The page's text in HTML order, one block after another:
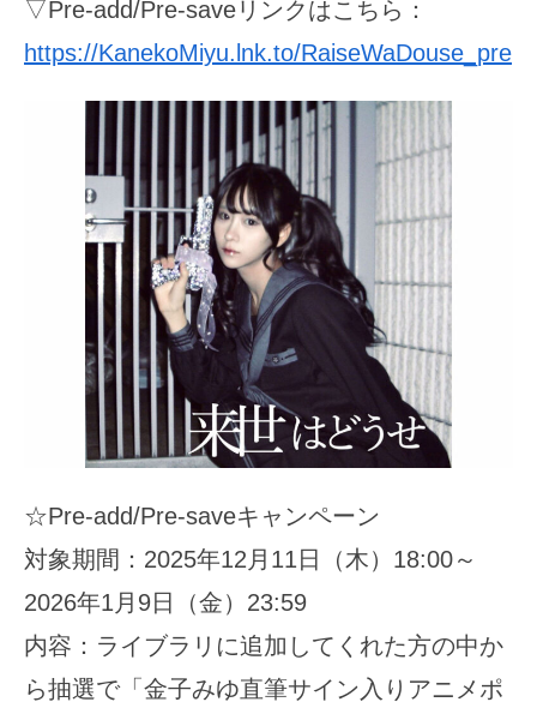
▽Pre-add/Pre-saveリンクはこちら：
https://KanekoMiyu.lnk.to/RaiseWaDouse_pre
☆Pre-add/Pre-saveキャンペーン
対象期間：2025年12月11日（木）18:00～
2026年1月9日（金）23:59
内容：ライブラリに追加してくれた方の中か
ら抽選で「金子みゆ直筆サイン入りアニメポ